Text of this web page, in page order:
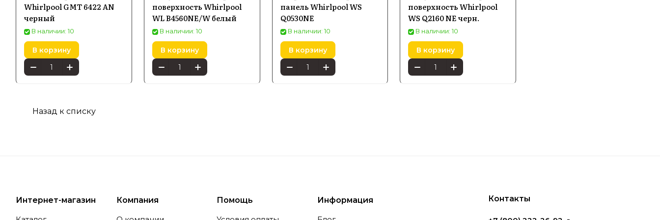
интеллектуальные системы управления, экономичные режимы работы и повышенный уровень
безопасности. Компания активно применяет современные инженерные решения, чтобы обеспечить
максимальное удобство и долговечность своих устройств.
Особенности и преимущества Whirlpool
Whirlpool GMT 6422 AN
черный
В наличии: 10
В корзину
поверхность Whirlpool
WL B4560NE/W белый
В наличии: 10
В корзину
панель Whirlpool WS
Q0530NE
В наличии: 10
В корзину
поверхность Whirlpool
WS Q2160 NE черн.
В наличии: 10
В корзину
Назад к списку
Интернет-магазин Компания Помощь Информация Контакты